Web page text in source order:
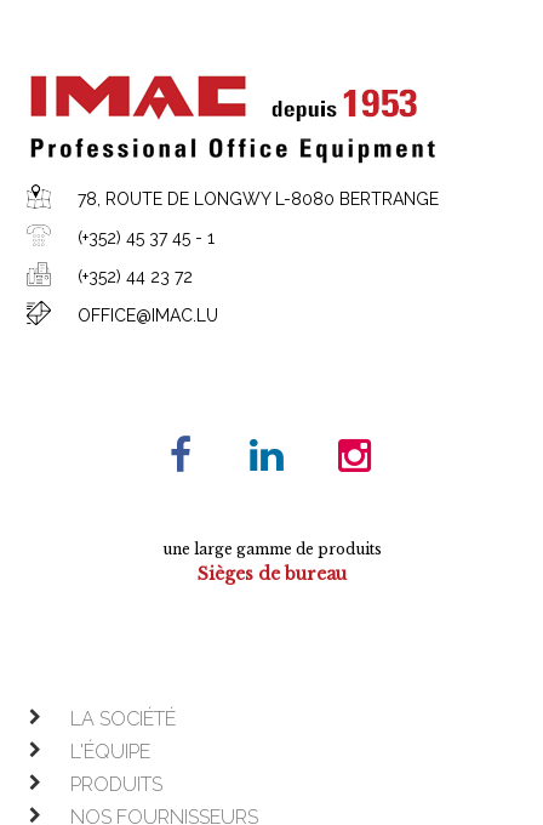
78, ROUTE DE LONGWY L-8080 BERTRANGE
(+352) 45 37 45 - 1
(+352) 44 23 72
OFFICE@IMAC.LU
une large gamme de produits
Sièges de bureau
LA SOCIÉTÉ
L'ÉQUIPE
PRODUITS
NOS FOURNISSEURS